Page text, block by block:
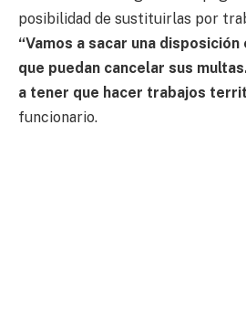
posibilidad de sustituirlas por
“Vamos a sacar una
que puedan cancelar sus
a tener que hacer trabajos
funcionario.